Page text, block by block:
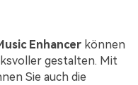
Enhancer können
gestalten. Mit
Sie auch die